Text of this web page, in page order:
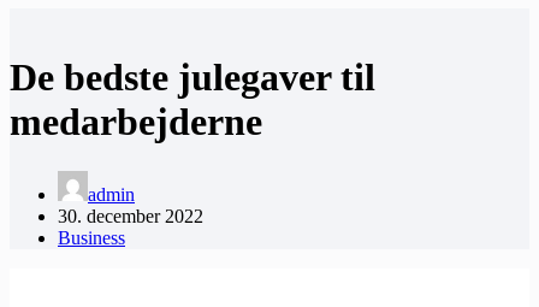
De bedste julegaver til
medarbejderne
admin
30. december 2022
Business